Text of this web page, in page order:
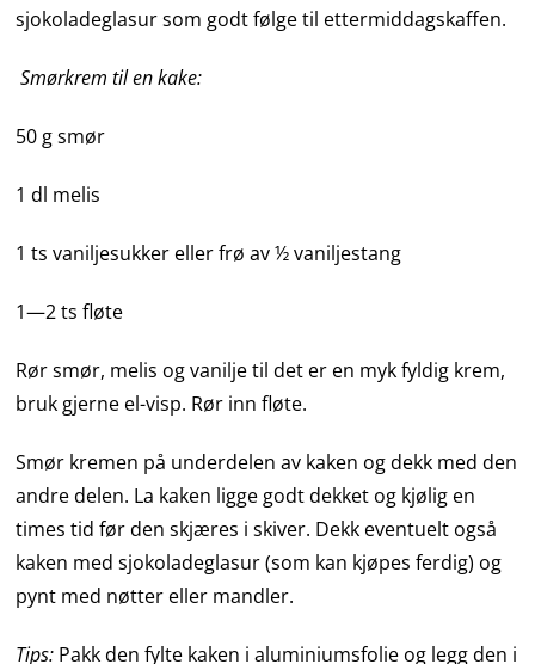
sjokoladeglasur som godt følge til ettermiddagskaffen.
Smørkrem til en kake:
50 g smør
1 dl melis
1 ts vaniljesukker eller frø av ½ vaniljestang
1—2 ts fløte
Rør smør, melis og vanilje til det er en myk fyldig krem,
bruk gjerne el-visp. Rør inn fløte.
Smør kremen på underdelen av kaken og dekk med den
andre delen. La kaken ligge godt dekket og kjølig en
times tid før den skjæres i skiver. Dekk eventuelt også
kaken med sjokoladeglasur (som kan kjøpes ferdig) og
pynt med nøtter eller mandler.
Tips: Pakk den fylte kaken i aluminiumsfolie og legg den i